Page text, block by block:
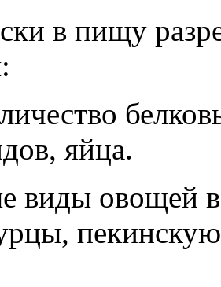
в пищу
яйца.
виды овощей
пекинскую